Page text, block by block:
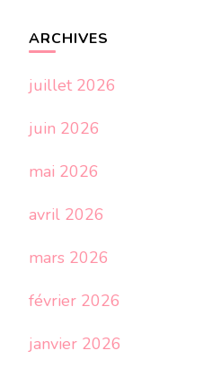
ARCHIVES
juillet 2026
juin 2026
mai 2026
avril 2026
mars 2026
février 2026
janvier 2026